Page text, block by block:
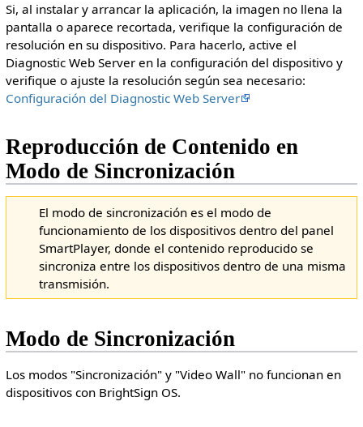
Si, al instalar y arrancar la aplicación, la imagen no llena la
pantalla o aparece recortada, verifique la configuración de
resolución en su dispositivo. Para hacerlo, active el
Diagnostic Web Server en la configuración del dispositivo y
verifique o ajuste la resolución según sea necesario:
Configuración del Diagnostic Web Server
Reproducción de Contenido en
Modo de Sincronización
El modo de sincronización es el modo de
funcionamiento de los dispositivos dentro del panel
SmartPlayer, donde el contenido reproducido se
sincroniza entre los dispositivos dentro de una misma
transmisión.
Modo de Sincronización
Los modos "Sincronización" y "Video Wall" no funcionan en
dispositivos con BrightSign OS.